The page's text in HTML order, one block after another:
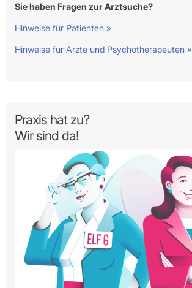
Sie haben Fragen zur Arztsuche?
Hinweise für Patienten »
Hinweise für Ärzte und Psychotherapeuten »
Praxis hat zu?
Wir sind da!